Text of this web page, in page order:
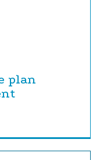
plan